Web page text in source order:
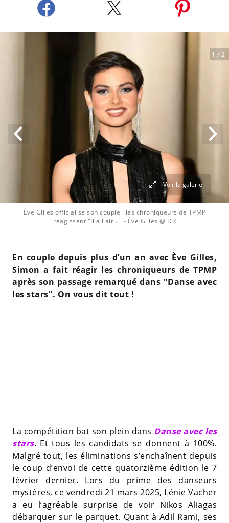
Ève Gilles officialise son couple : les chroniqueurs de TPMP
réagissent "Il a l'air..." - Ève Gilles @ DR
1 / 2
Voir la galerie
En couple depuis plus d’un an avec Ève Gilles,
Simon a fait réagir les chroniqueurs de TPMP
après son passage remarqué dans "Danse avec
les stars". On vous dit tout !
La compétition bat son plein dans Danse avec les
stars. Et tous les candidats se donnent à 100%.
Malgré tout, les éliminations s’enchaînent depuis
le coup d’envoi de cette quatorzième édition le 7
février dernier. Lors du prime des danseurs
mystères, ce vendredi 21 mars 2025, Lénie Vacher
a eu l’agréable surprise de voir Nikos Aliagas
débarquer sur le parquet. Quant à Adil Rami, ses